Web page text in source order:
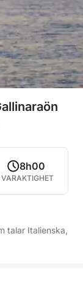
8h00
VARAKTIGHET
talar Italienska,